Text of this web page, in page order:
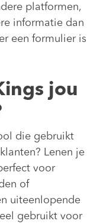
platformen,
informatie dan
een formulier is
jou
die gebruikt
Lenen je
voor
of
uiteenlopende
gebruikt voor